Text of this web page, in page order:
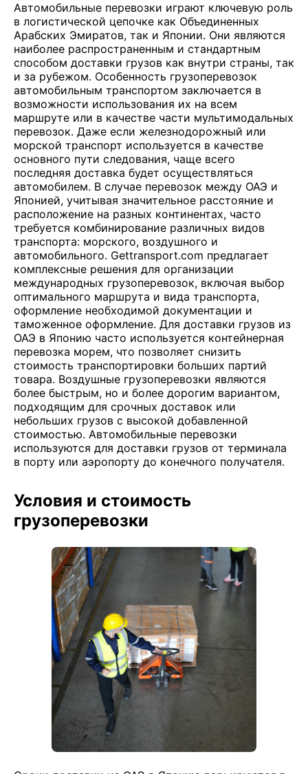
Автомобильные перевозки играют ключевую роль
в логистической цепочке как Объединенных
Арабских Эмиратов, так и Японии. Они являются
наиболее распространенным и стандартным
способом доставки грузов как внутри страны, так
и за рубежом. Особенность грузоперевозок
автомобильным транспортом заключается в
возможности использования их на всем
маршруте или в качестве части мультимодальных
перевозок. Даже если железнодорожный или
морской транспорт используется в качестве
основного пути следования, чаще всего
последняя доставка будет осуществляться
автомобилем. В случае перевозок между ОАЭ и
Японией, учитывая значительное расстояние и
расположение на разных континентах, часто
требуется комбинирование различных видов
транспорта: морского, воздушного и
автомобильного. Gettransport.com предлагает
комплексные решения для организации
международных грузоперевозок, включая выбор
оптимального маршрута и вида транспорта,
оформление необходимой документации и
таможенное оформление. Для доставки грузов из
ОАЭ в Японию часто используется контейнерная
перевозка морем, что позволяет снизить
стоимость транспортировки больших партий
товара. Воздушные грузоперевозки являются
более быстрым, но и более дорогим вариантом,
подходящим для срочных доставок или
небольших грузов с высокой добавленной
стоимостью. Автомобильные перевозки
используются для доставки грузов от терминала
в порту или аэропорту до конечного получателя.
Условия и стоимость
грузоперевозки